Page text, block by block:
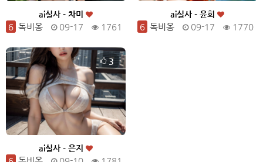
ai실사 - 차미
6 독비옹 09-17 1761
ai실사 - 윤희
6 독비옹 09-17 1770
ai실사 - 은지
3